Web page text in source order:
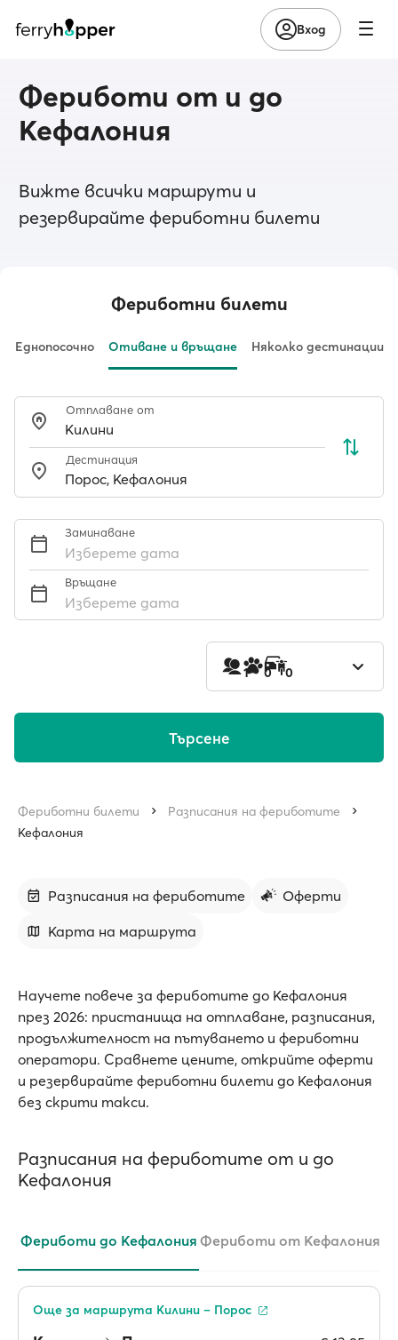
Вход
Фериботи от и до
Кефалония
Вижте всички маршрути и
резервирайте фериботни билети
Фериботни билети
Еднопосочно Отиване и връщане Няколко дестинации
Отплаване от
Дестинация
Заминаване
Изберете дата
Връщане
Изберете дата
1 0 0
Търсене
Фериботни билети
Разписания на фериботите
Кефалония
Разписания на фериботите
Оферти
Карта на маршрута
Научете повече за фериботите до Кефалония
през 2026: пристанища на отплаване, разписания,
продължителност на пътуването и фериботни
оператори. Сравнете цените, открийте оферти
и резервирайте фериботни билети до Кефалония
без скрити такси.
Разписания на фериботите от и до
Кефалония
Фериботи до Кефалония Фериботи от Кефалония
Още за маршрута Килини – Порос